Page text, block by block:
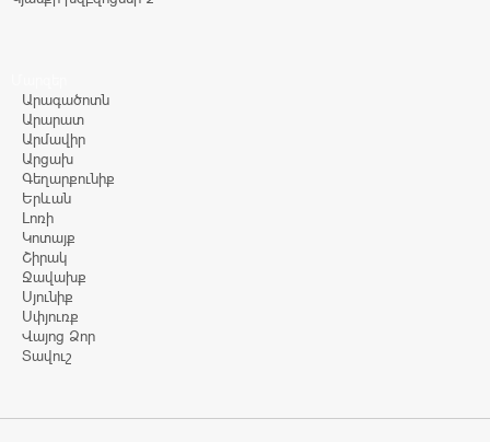
Արագածոտն
Արարատ
Արմավիր
Արցախ
Գեղարքունիք
Երևան
Լոռի
Կոտայք
Շիրակ
Ջավախք
Սյունիք
Սփյուռք
Վայոց Ձոր
Տավուշ